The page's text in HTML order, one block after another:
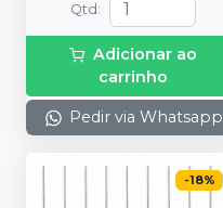
Qtd :
Adicionar ao
carrinho
Pedir via Whatsapp
-18%